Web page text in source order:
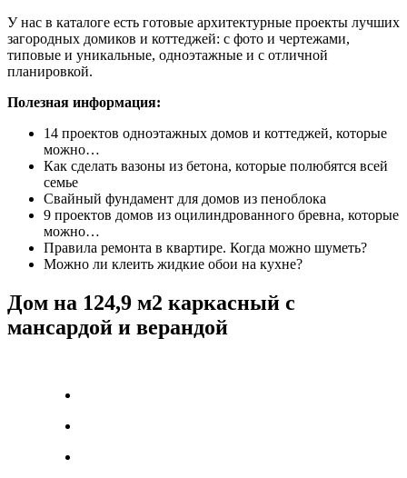
У нас в каталоге есть готовые архитектурные проекты лучших
загородных домиков и коттеджей: с фото и чертежами,
типовые и уникальные, одноэтажные и с отличной
планировкой.
Полезная информация:
14 проектов одноэтажных домов и коттеджей, которые
можно…
Как сделать вазоны из бетона, которые полюбятся всей
семье
Свайный фундамент для домов из пеноблока
9 проектов домов из оцилиндрованного бревна, которые
можно…
Правила ремонта в квартире. Когда можно шуметь?
Можно ли клеить жидкие обои на кухне?
Дом на 124,9 м2 каркасный с
мансардой и верандой